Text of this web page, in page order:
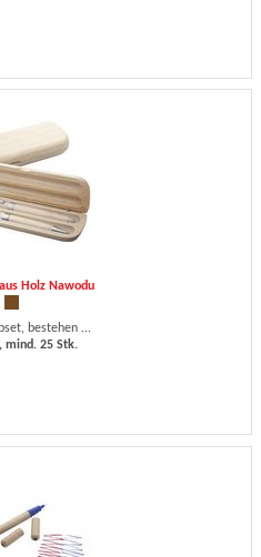
Holz Nawodu
bestehen ...
mind. 25 Stk.